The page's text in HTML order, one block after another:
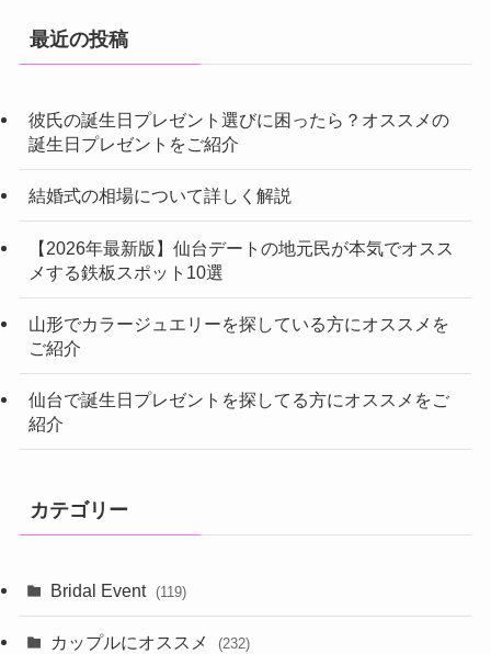
最近の投稿
彼氏の誕生日プレゼント選びに困ったら？オススメの
誕生日プレゼントをご紹介
結婚式の相場について詳しく解説
【2026年最新版】仙台デートの地元民が本気でオスス
メする鉄板スポット10選
山形でカラージュエリーを探している方にオススメを
ご紹介
仙台で誕生日プレゼントを探してる方にオススメをご
紹介
カテゴリー
Bridal Event (119)
カップルにオススメ (232)